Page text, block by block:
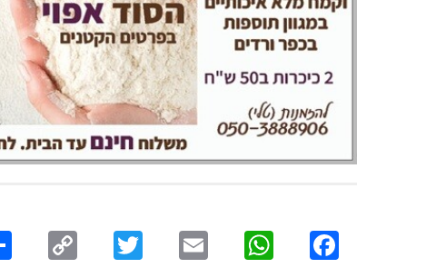
Facebook
WhatsApp
Email
Twitter
Copy